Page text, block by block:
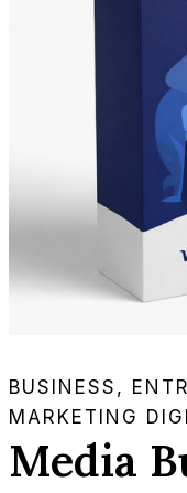
BUSINESS,
MARKETING
Media